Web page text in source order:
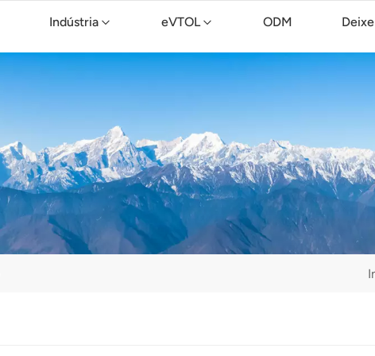
Indústria eVTOL ODM